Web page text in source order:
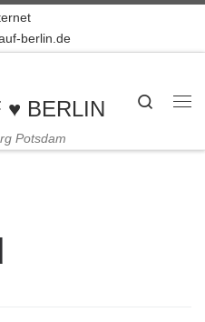
berlin.de
♥ BERLIN
Potsdam
Search